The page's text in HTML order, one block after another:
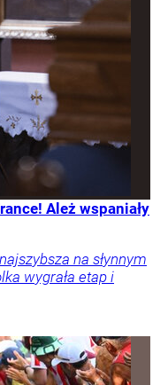
Ależ wspaniały
na słynnym
wygrała etap i